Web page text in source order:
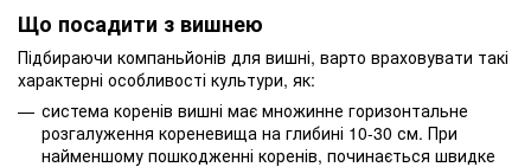
Що посадити з вишнею
Підбираючи компаньйонів для вишні, варто враховувати такі
характерні особливості культури, як:
система коренів вишні має множинне горизонтальне
розгалуження кореневища на глибині 10-30 см. При
найменшому пошкодженні коренів, починається швидке